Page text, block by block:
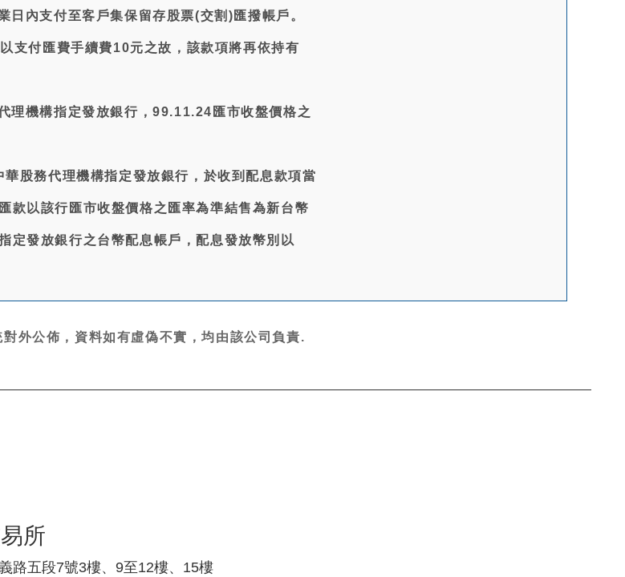
日內支付至客戶集保留存股票(交割)匯撥帳戶。
支付匯費手續費10元之故，該款項將再依持有
理機構指定發放銀行，99.11.24匯市收盤價格之
股務代理機構指定發放銀行，於收到配息款項當
款以該行匯市收盤價格之匯率為準結售為新台幣
定發放銀行之台幣配息帳戶，配息發放幣別以
外公佈，資料如有虛偽不實，均由該公司負責.
所
路五段7號3樓、9至12樓、15樓